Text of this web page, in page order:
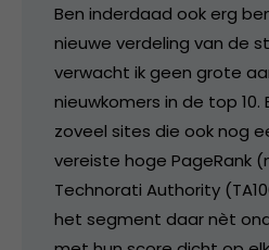
Ben inderdaad ook erg
nieuwe verdeling van de
verwacht ik geen grote
nieuwkomers in de top
zoveel sites die ook nog
vereiste hoge PageRank
Technorati Authority
het segment daar nèt